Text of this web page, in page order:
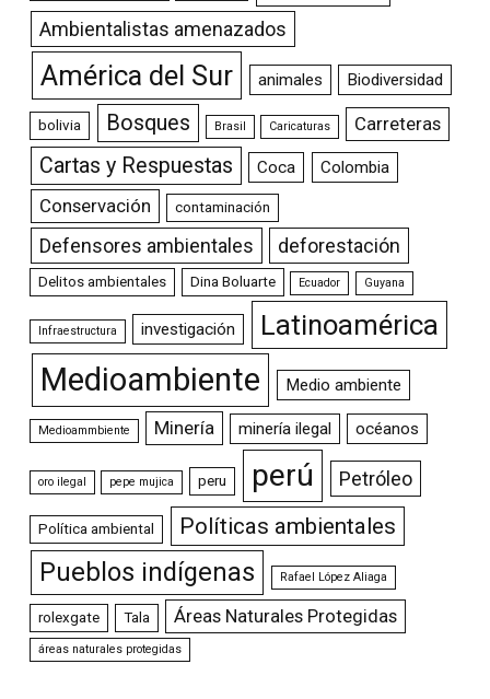
Ambientalistas amenazados
América del Sur animales Biodiversidad
bolivia Bosques Brasil Caricaturas Carreteras
Cartas y Respuestas Coca Colombia
Conservación contaminación
Defensores ambientales deforestación
Delitos ambientales Dina Boluarte Ecuador Guyana
Infraestructura investigación Latinoamérica
Medioambiente Medio ambiente
Medioammbiente Minería minería ilegal océanos
oro ilegal pepe mujica peru perú Petróleo
Política ambiental Políticas ambientales
Pueblos indígenas Rafael López Aliaga
rolexgate Tala Áreas Naturales Protegidas
áreas naturales protegidas